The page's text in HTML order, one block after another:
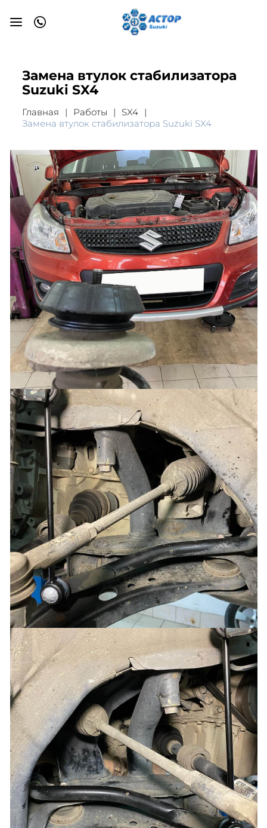
Замена втулок стабилизатора
Suzuki SX4
Главная Работы
SX4
Замена втулок стабилизатора Suzuki SX4